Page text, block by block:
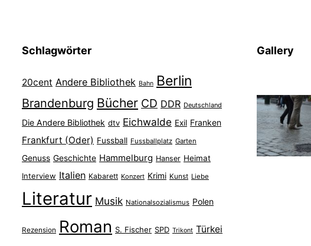
Schlagwörter
20cent Andere Bibliothek Bahn Berlin
Brandenburg Bücher CD DDR Deutschland
Die Andere Bibliothek dtv Eichwalde Exil Franken
Frankfurt (Oder) Fussball Fussballplatz Garten
Genuss Geschichte Hammelburg Hanser Heimat
Interview Italien Kabarett Konzert Krimi Kunst Liebe
Literatur Musik Nationalsozialismus Polen
Rezension Roman S. Fischer SPD Trikont Türkei
Gallery